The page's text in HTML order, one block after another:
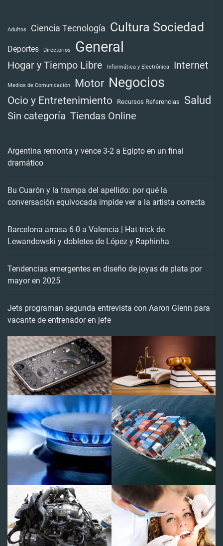
Adultos Ciencia Tecnología Cultura Sociedad
Deportes Directorios General
Hogar y Tiempo Libre Informática y Electrónica Internet
Medios de Comunicación Motor Negocios
Ocio y Entretenimiento Recursos Referencias Salud
Sin categoría Tiendas Online
Argentina remonta y vence 3-2 a Egipto en un final
dramático
Bu Cuarón y la trampa del apellido: por qué la
conversación equivocada impide ver a la artista correcta
Barcelona arrasa 6-0 a Valencia | Hat-trick de
Lewandowski y dobletes de López y Raphinha
Tendencias emergentes en diseño de joyas de plata por
mayor en 2025
Jets programan segunda entrevista con Aaron Glenn para
vacante de entrenador en jefe